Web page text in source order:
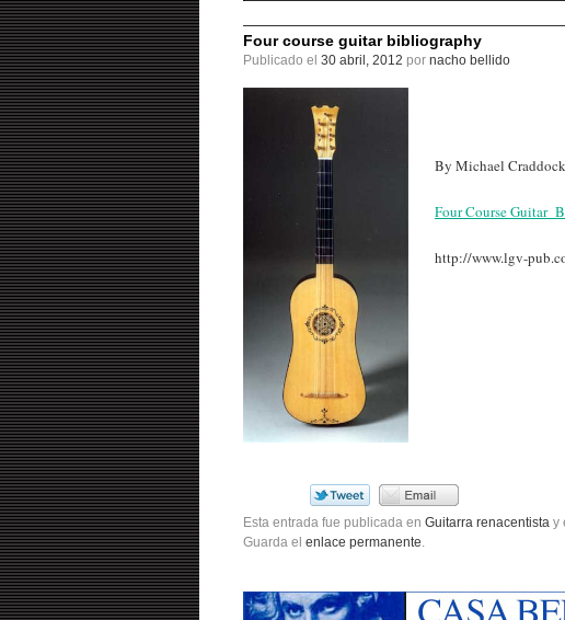
Four course guitar bibliography
Publicado el 30 abril, 2012 por nacho bellido
By Michael
Four Course
http://www.lgv-
Esta entrada fue publicada en Guitarra renacentista y
Guarda el enlace permanente